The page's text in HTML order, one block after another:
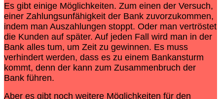
Es gibt einige Möglichkeiten. Zum einen der Versuch,
einer Zahlungsunfähigkeit der Bank zuvorzukommen,
indem man Auszahlungen stoppt. Oder man vertröstet
die Kunden auf später. Auf jeden Fall wird man in der
Bank alles tum, um Zeit zu gewinnen. Es muss
verhindert werden, dass es zu einem Bankansturm
kommt, denn der kann zum Zusammenbruch der
Bank führen.
Aber es gibt noch weitere Möglichkeiten für den